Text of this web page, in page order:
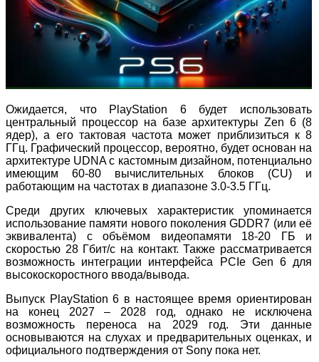
Ожидается, что PlayStation 6 будет использовать
центральный процессор на базе архитектуры Zen 6 (8
ядер), а его тактовая частота может приблизиться к 8
ГГц. Графический процессор, вероятно, будет основан на
архитектуре UDNA с кастомным дизайном, потенциально
имеющим 60-80 вычислительных блоков (CU) и
работающим на частотах в диапазоне 3.0-3.5 ГГц.
Среди других ключевых характеристик упоминается
использование памяти нового поколения GDDR7 (или её
эквивалента) с объёмом видеопамяти 18-20 ГБ и
скоростью 28 Гбит/с на контакт. Также рассматривается
возможность интеграции интерфейса PCIe Gen 6 для
высокоскоростного ввода/вывода.
Выпуск PlayStation 6 в настоящее время ориентирован
на конец 2027 – 2028 год, однако не исключена
возможность переноса на 2029 год. Эти данные
основываются на слухах и предварительных оценках, и
официального подтверждения от Sony пока нет.